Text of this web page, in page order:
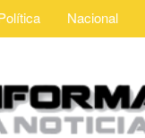
Nacional